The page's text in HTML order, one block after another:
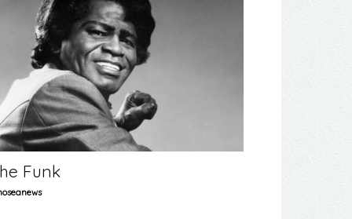
Funk